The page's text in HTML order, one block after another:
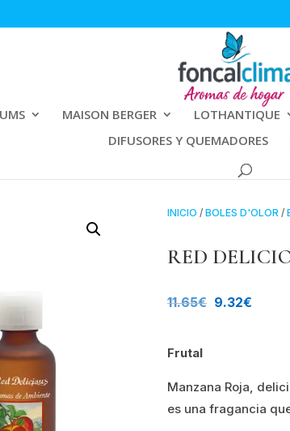
MAISON BERGER LOTHANTIQUE
DIFUSORES Y QUEMADORES
INICIO /BOLES D'OLOR /
RED
11.65€ El
era:
9.32€
es:
Frutal
Manzana Roja,
es una fragancia